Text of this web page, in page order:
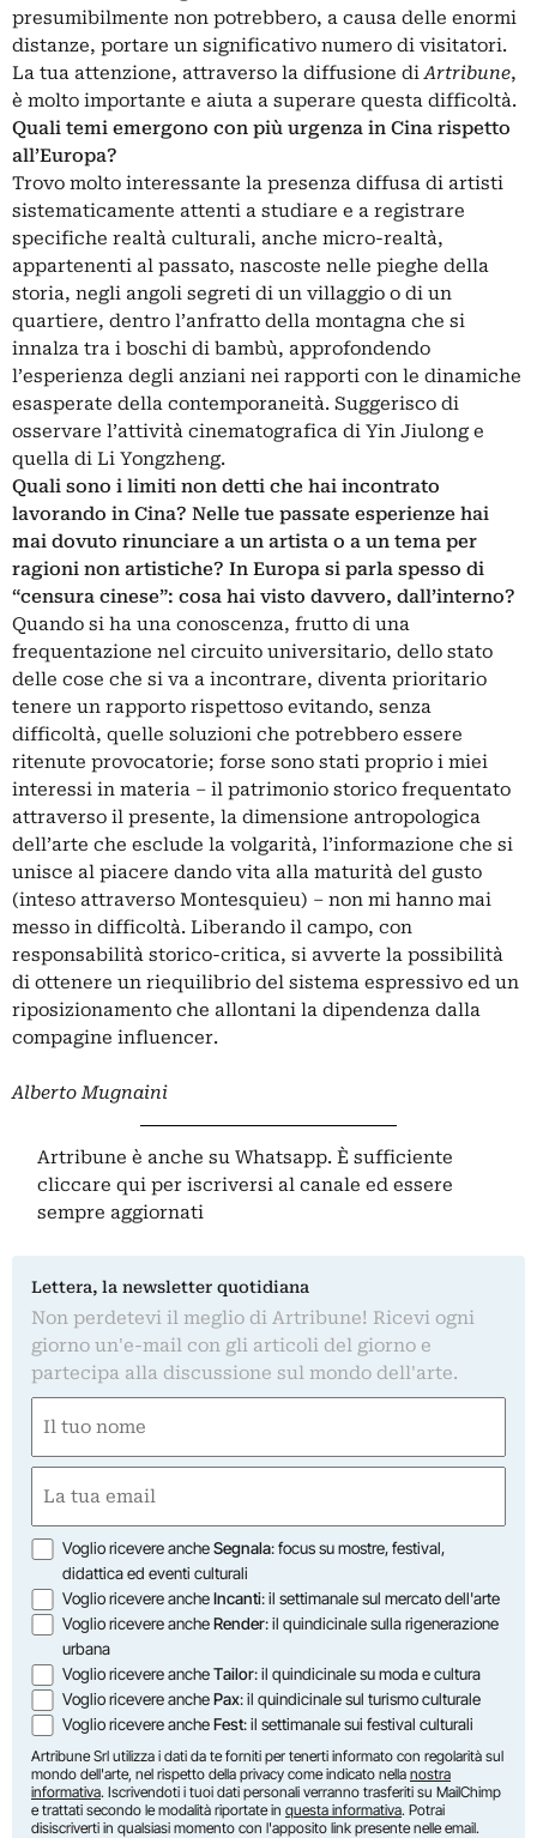
presumibilmente non potrebbero, a causa delle enormi
distanze, portare un significativo numero di visitatori.
La tua attenzione, attraverso la diffusione diArtribune,
è molto importante e aiuta a superare questa difficoltà.
Quali temi emergono con più urgenza in Cina rispetto
all’Europa?
Trovo molto interessante la presenza diffusa di artisti
sistematicamente attenti a studiare e a registrare
specifiche realtà culturali, anche micro-realtà,
appartenenti al passato, nascoste nelle pieghe della
storia, negli angoli segreti di un villaggio o di un
quartiere, dentro l’anfratto della montagna che si
innalza tra i boschi di bambù, approfondendo
l’esperienza degli anziani nei rapporti con le dinamiche
esasperate della contemporaneità. Suggerisco di
osservare l’attività cinematografica di Yin Jiulong e
quella di Li Yongzheng.
Quali sono i limiti non detti che hai incontrato
lavorando in Cina? Nelle tue passate esperienze hai
mai dovuto rinunciare a un artista o a un tema per
ragioni non artistiche? In Europa si parla spesso di
“censura cinese”: cosa hai visto davvero, dall’interno?
Quando si ha una conoscenza, frutto di una
frequentazione nel circuito universitario, dello stato
delle cose che si va a incontrare, diventa prioritario
tenere un rapporto rispettoso evitando, senza
difficoltà, quelle soluzioni che potrebbero essere
ritenute provocatorie; forse sono stati proprio i miei
interessi in materia – il patrimonio storico frequentato
attraverso il presente, la dimensione antropologica
dell’arte che esclude la volgarità, l’informazione che si
unisce al piacere dando vita alla maturità del gusto
(inteso attraverso Montesquieu) – non mi hanno mai
messo in difficoltà. Liberando il campo, con
responsabilità storico-critica, si avverte la possibilità
di ottenere un riequilibrio del sistema espressivo ed un
riposizionamento che allontani la dipendenza dalla
compagine influencer.
Alberto Mugnaini
Artribune è anche su Whatsapp. È sufficiente
cliccare qui per iscriversi al canale ed essere
sempre aggiornati
Lettera, la newsletter quotidiana
Non perdetevi il meglio di Artribune! Ricevi ogni
giorno un'e-mail con gli articoli del giorno e
partecipa alla discussione sul mondo dell'arte.
(Required)
First
(Required)
Opzioni
Voglio ricevere ancheSegnala: focus su mostre, festival,
didattica ed eventi culturali
Voglio ricevere ancheIncanti: il settimanale sul mercato dell'arte
Voglio ricevere ancheRender: il quindicinale sulla rigenerazione
urbana
Voglio ricevere ancheTailor: il quindicinale su moda e cultura
Voglio ricevere anchePax: il quindicinale sul turismo culturale
Voglio ricevere ancheFest: il settimanale sui festival culturali
Artribune Srl utilizza i dati da te forniti per tenerti informato con regolarità sul
mondo dell'arte, nel rispetto della privacy come indicato nella nostra
informativa. Iscrivendoti i tuoi dati personali verranno trasferiti su MailChimp
e trattati secondo le modalità riportate in questa informativa. Potrai
disiscriverti in qualsiasi momento con l'apposito link presente nelle email.